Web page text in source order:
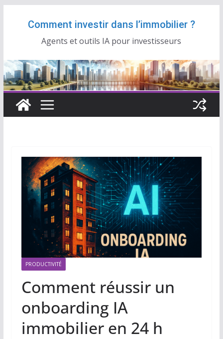
Comment investir dans l’immobilier ?
Agents et outils IA pour investisseurs
PRODUCTIVITÉ
Comment réussir un
onboarding IA
immobilier en 24 h